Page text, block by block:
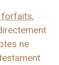
,
ne